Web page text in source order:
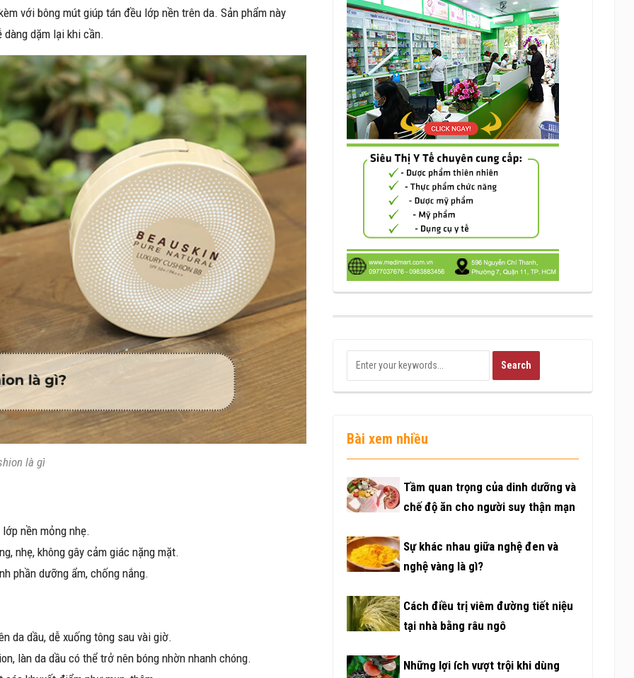
với bông mút giúp tán đều lớp nền trên da. Sản phẩm này
dặm lại khi cần.
là gì
nền mỏng nhẹ.
nhẹ, không gây cảm giác nặng mặt.
phần dưỡng ẩm, chống nắng.
da dầu, dễ xuống tông sau vài giờ.
làn da dầu có thể trở nên bóng nhờn nhanh chóng.
Bài xem nhiều
Tầm quan trọng của dinh dưỡng và
chế độ ăn cho người suy thận mạn
Sự khác nhau giữa nghệ đen và
nghệ vàng là gì?
Cách điều trị viêm đường tiết niệu
tại nhà bằng râu ngô
Những lợi ích vượt trội khi dùng